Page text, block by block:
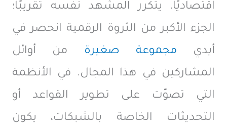
اقتصاديًا، يتكرر المشهد نفسه تقريبًا؛
الجزء الأكبر من الثروة الرقمية انحصر في
أيدي مجموعة صغيرة
من أوائل
المشاركين في هذا المجال. في الأنظمة
التي تصوّت على تطوير القواعد أو
التحديثات الخاصة بالشبكات، يكون